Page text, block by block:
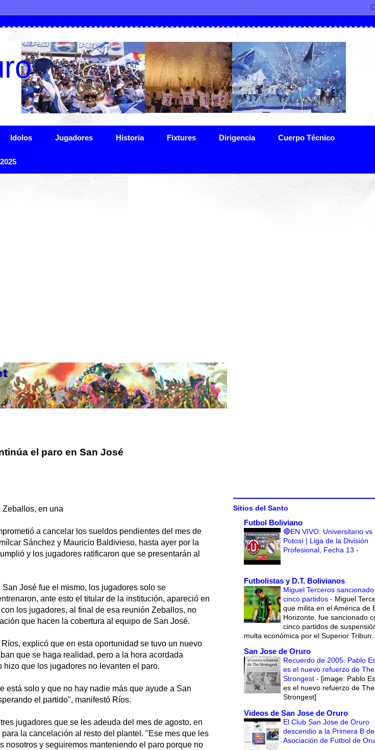
Idolos Jugadores Historia Fixtures Dirigencia Cuerpo Técnico
el paro en San José
en una
a cancelar los sueldos pendientes del mes de
Sánchez y Mauricio Baldivieso, hasta ayer por la
y los jugadores ratificaron que se presentarán al
José fue el mismo, los jugadores solo se
ante esto el titular de la institución, apareció en
los jugadores, al final de esa reunión Zeballos, no
que hacen la cobertura al equipo de San José.
explicó que en esta oportunidad se tuvo un nuevo
que se haga realidad, pero a la hora acordada
que los jugadores no levanten el paro.
está solo y que no hay nadie más que ayude a San
el partido", manifestó Ríos.
jugadores que se les adeuda del mes de agosto, en
la cancelación al resto del plantel. "Ese mes que les
nosotros y seguiremos manteniendo el paro porque no
Sitios del Santo
Futbol Boliviano
🔴EN VIVO: Universitario vs
Potosí | Liga de la División
Profesional, Fecha 13 -
Futbolistas y D.T. Bolivianos
Miguel Terceros
cinco partidos - Miguel
que milita en el América de
Horizonte, fue sancionado
cinco partidos de
multa económica por el Superior
San Jose de Oruro
Recuerdo de 2005: Pablo
es el nuevo refuerzo de The
Strongest - [image: Pablo
es el nuevo refuerzo de The
Strongest]
Videos de San Jose de Oruro
El Club San Jose de Oruro
descendio a la Primera B
Asociación de Futbol de